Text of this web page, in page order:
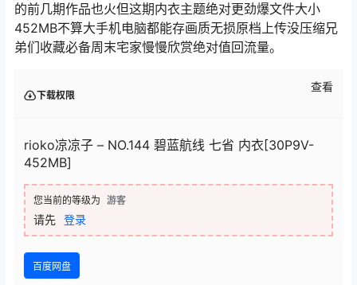
的前几期作品也火但这期内衣主题绝对更劲爆文件大小
452MB不算大手机电脑都能存画质无损原档上传没压缩兄
弟们收藏必备周末宅家慢慢欣赏绝对值回流量。
下载权限
查看
rioko凉凉子 – NO.144 碧蓝航线 七省 内衣[30P9V-
452MB]
您当前的等级为 游客
请先 登录
百度网盘